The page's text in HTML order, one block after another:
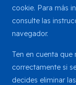
cookie. Para más
consulte las
navegador.
Ten en cuenta
correctamente si
decides eliminar